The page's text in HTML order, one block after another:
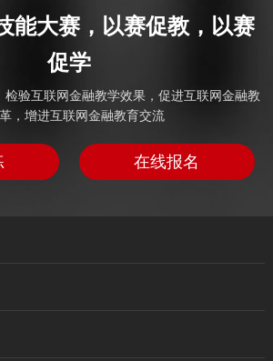
能大赛，以赛促教，以赛
促学
验互联网金融教学效果，促进互联网金融教
，增进互联网金融教育交流
在线报名